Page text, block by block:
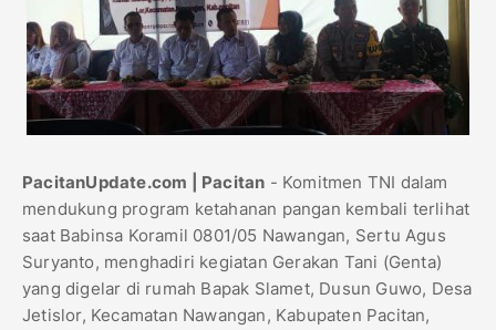
PacitanUpdate.com | Pacitan - Komitmen TNI dalam
mendukung program ketahanan pangan kembali terlihat
saat Babinsa Koramil 0801/05 Nawangan, Sertu Agus
Suryanto, menghadiri kegiatan Gerakan Tani (Genta)
yang digelar di rumah Bapak Slamet, Dusun Guwo, Desa
Jetislor, Kecamatan Nawangan, Kabupaten Pacitan,